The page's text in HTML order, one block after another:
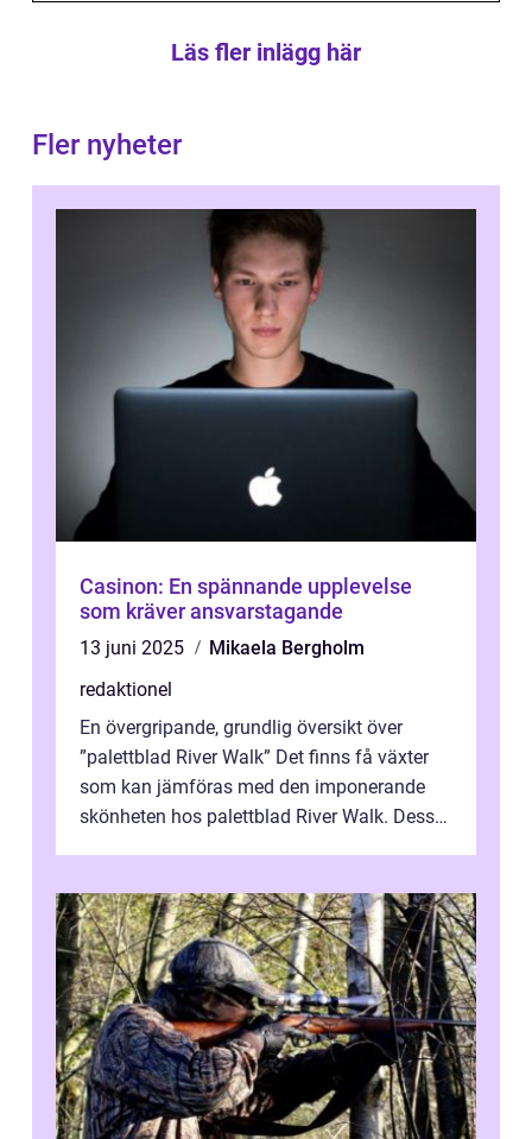
Läs fler inlägg här
Fler nyheter
Casinon: En spännande upplevelse
som kräver ansvarstagande
13 juni 2025
Mikaela Bergholm
redaktionel
En övergripande, grundlig översikt över
”palettblad River Walk” Det finns få växter
som kan jämföras med den imponerande
skönheten hos palettblad River Walk. Dess